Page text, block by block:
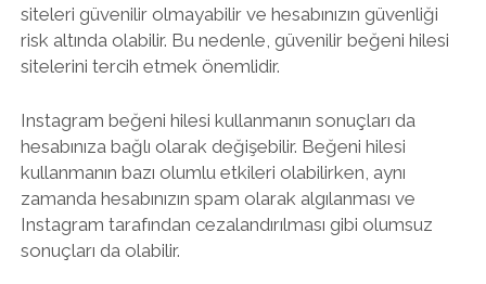
siteleri güvenilir olmayabilir ve hesabınızın güvenliği
risk altında olabilir. Bu nedenle, güvenilir beğeni hilesi
sitelerini tercih etmek önemlidir.
Instagram beğeni hilesi kullanmanın sonuçları da
hesabınıza bağlı olarak değişebilir. Beğeni hilesi
kullanmanın bazı olumlu etkileri olabilirken, aynı
zamanda hesabınızın spam olarak algılanması ve
Instagram tarafından cezalandırılması gibi olumsuz
sonuçları da olabilir.